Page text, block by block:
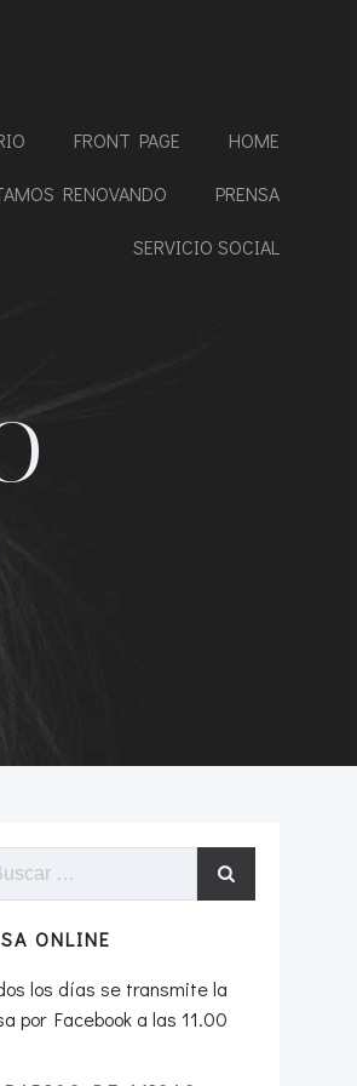
FRONT PAGE HOME
RENOVANDO PRENSA
SERVICIO SOCIAL
ONLINE
los días se transmite la
por Facebook a las 11.00